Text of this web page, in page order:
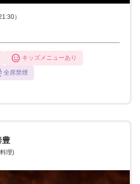
）
キッズメニューあり
全席禁煙
豊
理)